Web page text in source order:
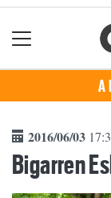
2016/06/03
Bigarren